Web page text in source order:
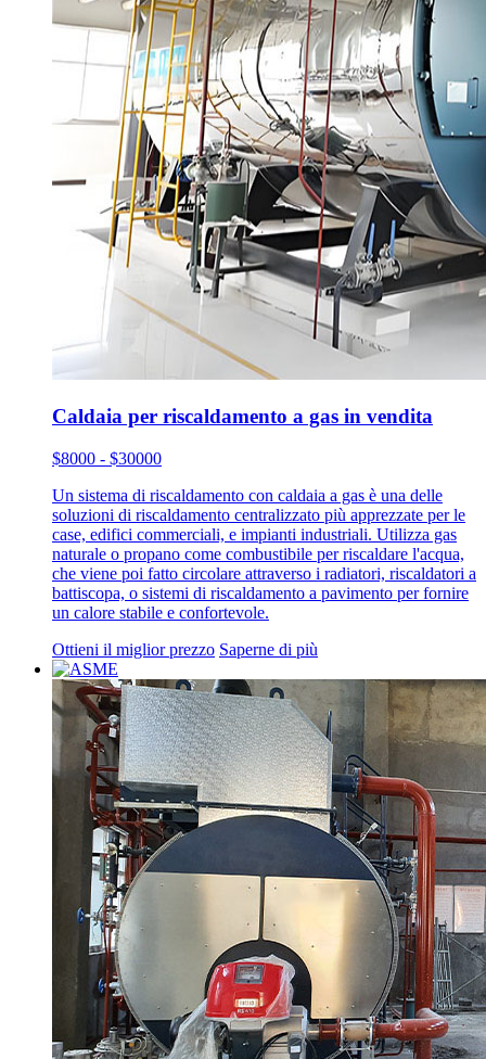
Caldaia per riscaldamento a gas in vendita
$8000 - $30000
Un sistema di riscaldamento con caldaia a gas è una delle
soluzioni di riscaldamento centralizzato più apprezzate per le
case, edifici commerciali, e impianti industriali. Utilizza gas
naturale o propano come combustibile per riscaldare l'acqua,
che viene poi fatto circolare attraverso i radiatori, riscaldatori a
battiscopa, o sistemi di riscaldamento a pavimento per fornire
un calore stabile e confortevole.
Ottieni il miglior prezzo Saperne di più